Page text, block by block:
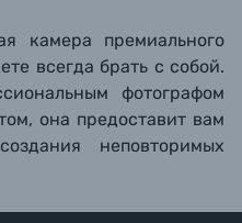
камера премиального
всегда брать с собой.
фотографом
она предоставит вам
неповторимых